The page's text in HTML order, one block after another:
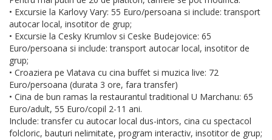
• Excursie la Karlovy Vary: 55 Euro/persoana si include: transport
autocar local, insotitor de grup;
• Excursie la Cesky Krumlov si Ceske Budejovice: 65
Euro/persoana si include: transport autocar local, insotitor de
grup;
• Croaziera pe Vlatava cu cina buffet si muzica live: 72
Euro/persoana (durata 3 ore, fara transfer)
• Cina de bun ramas la restaurantul traditional U Marchanu: 65
Euro/adult, 55 Euro/copil 2-11 ani.
Include: transfer cu autocar local dus-intors, cina cu spectacol
folcloric, bauturi nelimitate, program interactiv, insotitor de grup;